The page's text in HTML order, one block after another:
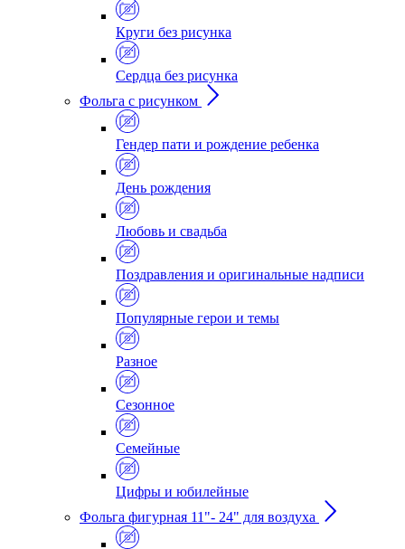
Круги без рисунка
Сердца без рисунка
Фольга с рисунком
Гендер пати и рождение ребенка
День рождения
Любовь и свадьба
Поздравления и оригинальные надписи
Популярные герои и темы
Разное
Сезонное
Семейные
Цифры и юбилейные
Фольга фигурная 11"- 24" для воздуха